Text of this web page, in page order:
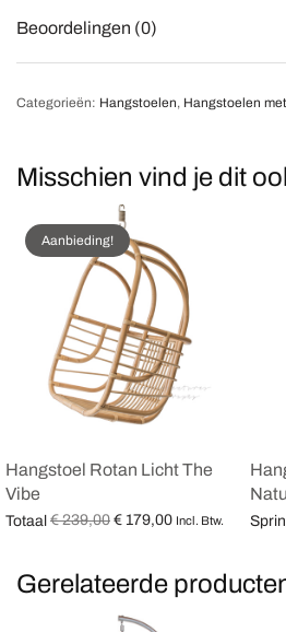
Beoordelingen (0)
Categorieën: Hangstoelen, Hangstoelen
Misschien vind je dit
Aanbieding!
Hangstoel Rotan Licht The
Vibe
Totaal €239,00 Oorspronkelijke
€ 179,00Huidige
Incl. Btw.
Gerelateerde